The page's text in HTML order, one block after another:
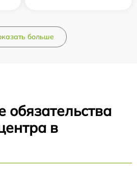
больше
обязательства
в